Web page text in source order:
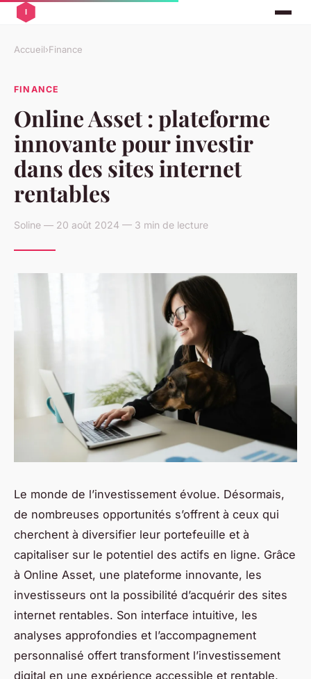
Accueil›Finance
FINANCE
Online Asset : plateforme
innovante pour investir
dans des sites internet
rentables
Soline — 20 août 2024 — 3 min de lecture
Le monde de l’investissement évolue. Désormais,
de nombreuses opportunités s’offrent à ceux qui
cherchent à diversifier leur portefeuille et à
capitaliser sur le potentiel des actifs en ligne. Grâce
à Online Asset, une plateforme innovante, les
investisseurs ont la possibilité d’acquérir des sites
internet rentables. Son interface intuitive, les
analyses approfondies et l’accompagnement
personnalisé offert transforment l’investissement
digital en une expérience accessible et rentable,